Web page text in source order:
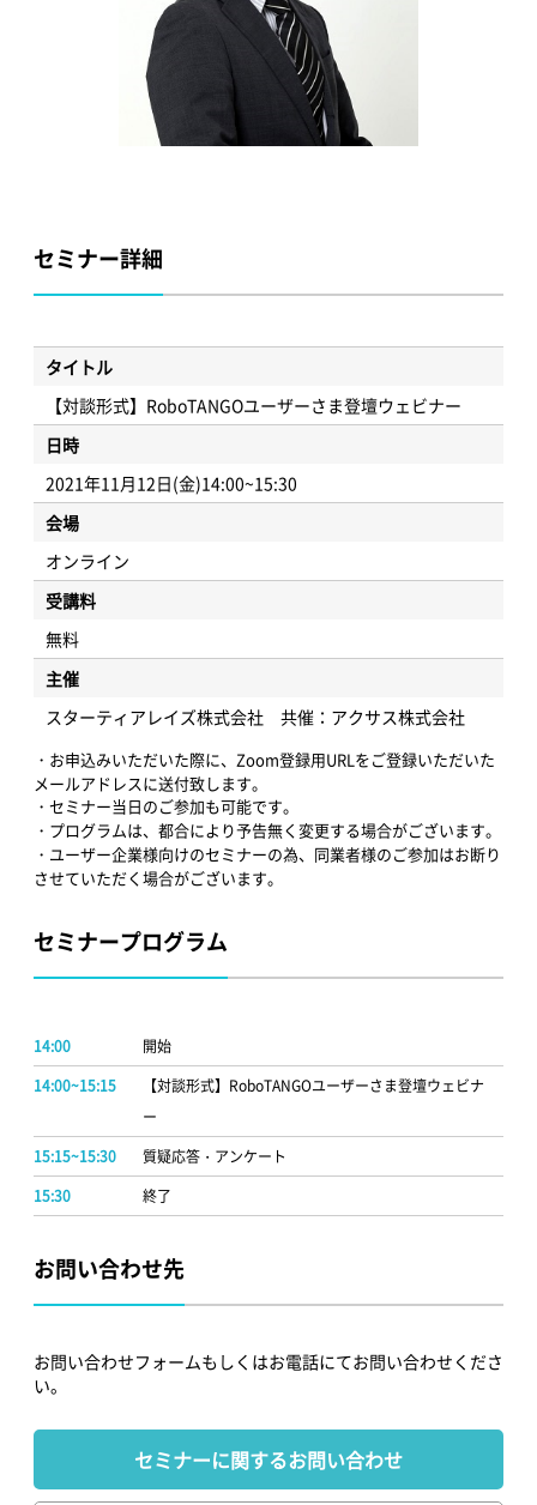
セミナー詳細
タイトル
【対談形式】RoboTANGOユーザーさま登壇ウェビナー
日時
2021年11月12日(金)14:00~15:30
会場
オンライン
受講料
無料
主催
スターティアレイズ株式会社 共催：アクサス株式会社
・お申込みいただいた際に、Zoom登録用URLをご登録いただいた
メールアドレスに送付致します。
・セミナー当日のご参加も可能です。
・プログラムは、都合により予告無く変更する場合がございます。
・ユーザー企業様向けのセミナーの為、同業者様のご参加はお断り
させていただく場合がございます。
セミナープログラム
14:00
開始
14:00~15:15
【対談形式】RoboTANGOユーザーさま登壇ウェビナ
ー
15:15~15:30
質疑応答・アンケート
15:30
終了
お問い合わせ先
お問い合わせフォームもしくはお電話にてお問い合わせくださ
い。
セミナーに関するお問い合わせ